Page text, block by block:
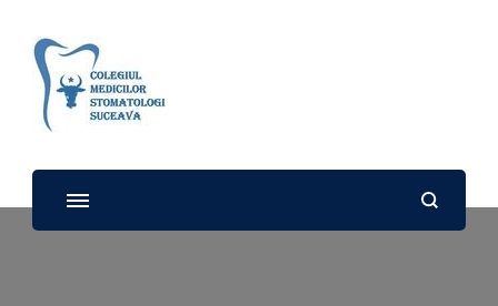
Stomatologi – SUCEAVA